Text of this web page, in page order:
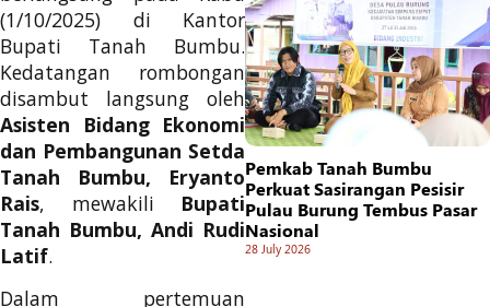
(1/10/2025) di Kantor
Bupati Tanah Bumbu.
Kedatangan rombongan
disambut langsung oleh
Asisten Bidang Ekonomi
dan Pembangunan Setda
Tanah Bumbu, Eryanto
Rais, mewakili Bupati
Tanah Bumbu, Andi Rudi
Latif.
Dalam pertemuan
Pemkab Tanah Bumbu
Perkuat Sasirangan Pesisir
Pulau Burung Tembus Pasar
Nasional
28 July 2026